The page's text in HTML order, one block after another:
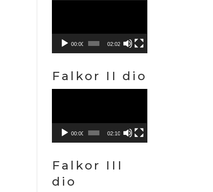
00:00 02:02
Falkor II dio
00:00 02:10
Falkor III
dio